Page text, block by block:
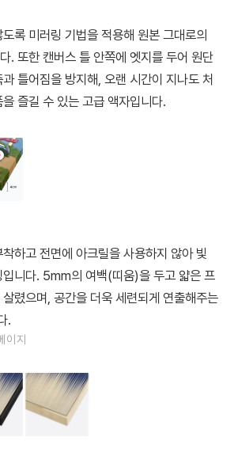
록 미러링 기법을 적용해 원본 그대로의
. 또한 캔버스 틀 안쪽에 엣지를 두어 원단
틀어짐을 방지해, 오랜 시간이 지나도 처
즐길 수 있는 고급 액자입니다.
하고 전면에 아크릴을 사용하지 않아 빛
입니다. 5mm의 여백(띠움)을 두고 얇은 프
렸으며, 공간을 더욱 세련되게 연출해주는
.
이지